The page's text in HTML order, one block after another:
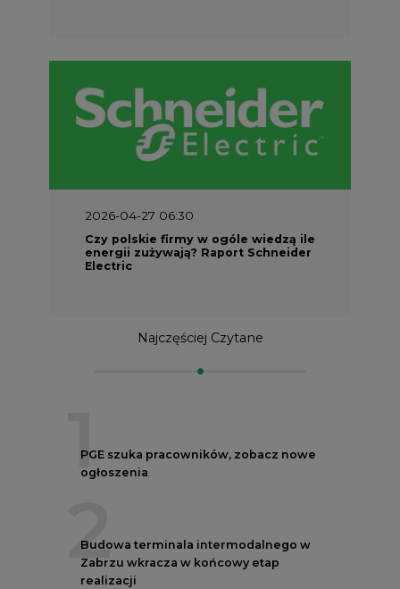
2026-04-27 06:30
Czy polskie firmy w ogóle wiedzą ile
energii zużywają? Raport Schneider
Electric
Najczęściej Czytane
1
PGE szuka pracowników, zobacz nowe
ogłoszenia
2
Budowa terminala intermodalnego w
Zabrzu wkracza w końcowy etap
realizacji